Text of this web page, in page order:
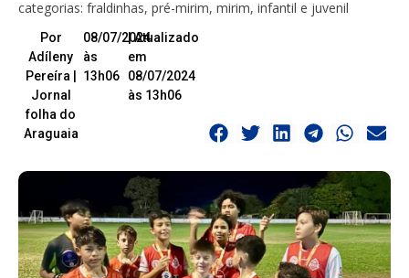
categorias: fraldinhas, pré-mirim, mirim, infantil e juvenil
Por
Adíleny
Pereíra |
Jornal
folha do
Araguaia
08/07/2024
às
13h06
| Atualizado
em
08/07/2024
às 13h06